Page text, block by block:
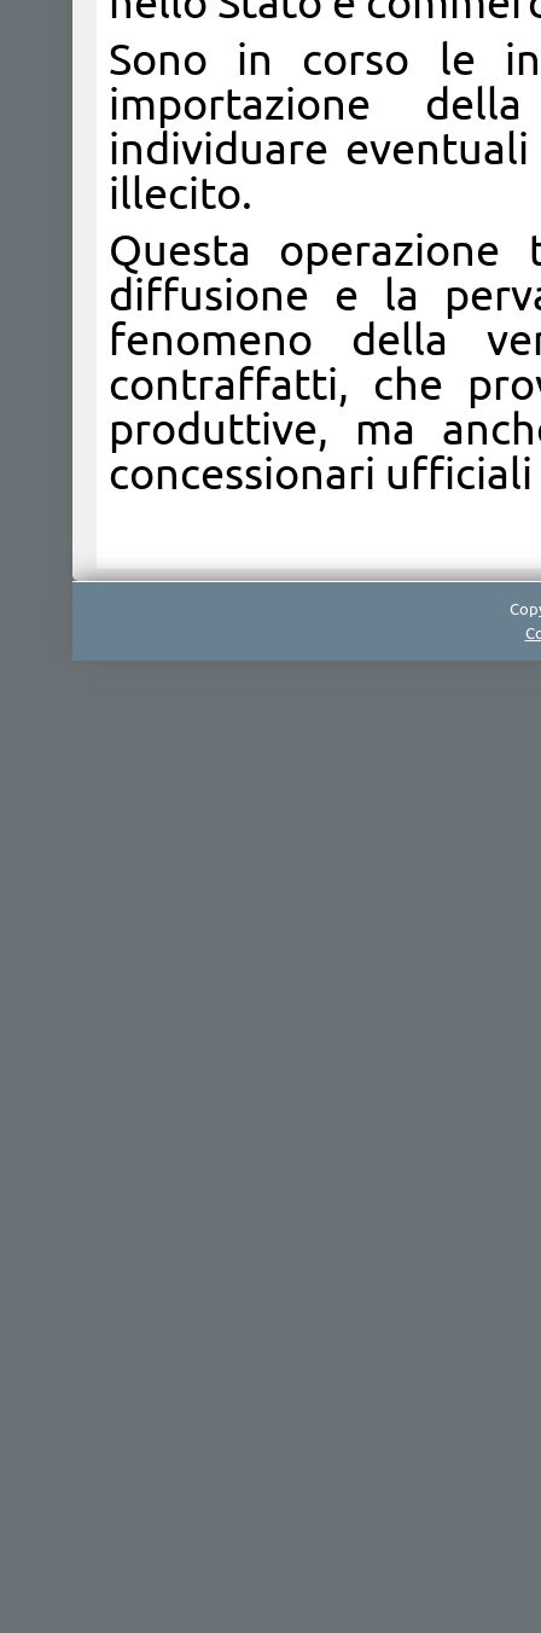
Sono in corso le
importazione
individuare
illecito.
Questa
diffusione e la
fenomeno della
contraffatti, che
produttive, ma
concessionari